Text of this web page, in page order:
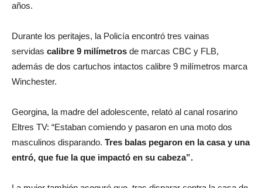
años.
Durante los peritajes, la Policía encontró tres vainas
servidas calibre 9 milímetros de marcas CBC y FLB,
además de dos cartuchos intactos calibre 9 milímetros marca
Winchester.
Georgina, la madre del adolescente, relató al canal rosarino
Eltres TV: “Estaban comiendo y pasaron en una moto dos
masculinos disparando. Tres balas pegaron en la casa y una
entró, que fue la que impactó en su cabeza”.